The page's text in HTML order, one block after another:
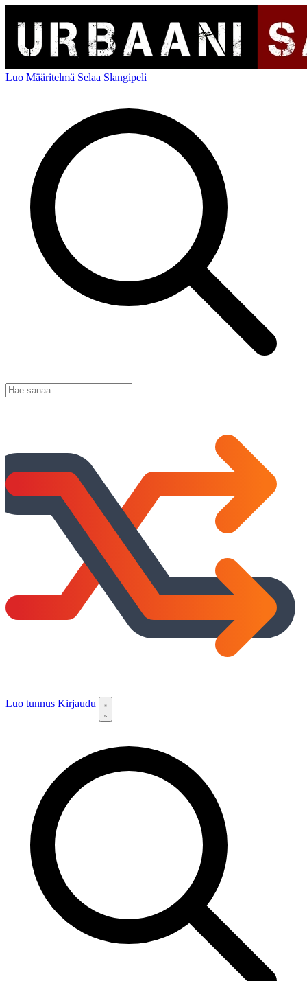
Luo Määritelmä Selaa Slangipeli
Luo tunnus Kirjaudu